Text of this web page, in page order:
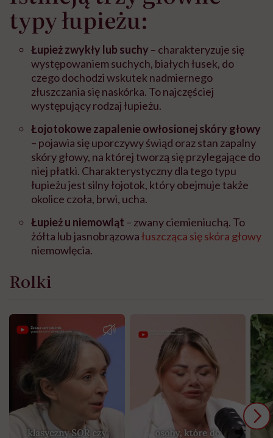
typy łupieżu:
Łupież zwykły lub suchy – charakteryzuje się
występowaniem suchych, białych łusek, do
czego dochodzi wskutek nadmiernego
złuszczania się naskórka. To najczęściej
występujący rodzaj łupieżu.
Łojotokowe zapalenie owłosionej skóry głowy
– pojawia się uporczywy świąd oraz stan zapalny
skóry głowy, na której tworzą się przylegające do
niej płatki. Charakterystyczny dla tego typu
łupieżu jest silny łojotok, który obejmuje także
okolice czoła, brwi, ucha.
Łupież u niemowląt – zwany ciemieniuchą. To
żółta lub jasnobrązowałuszcząca się skóra głowy
niemowlęcia.
Rolki